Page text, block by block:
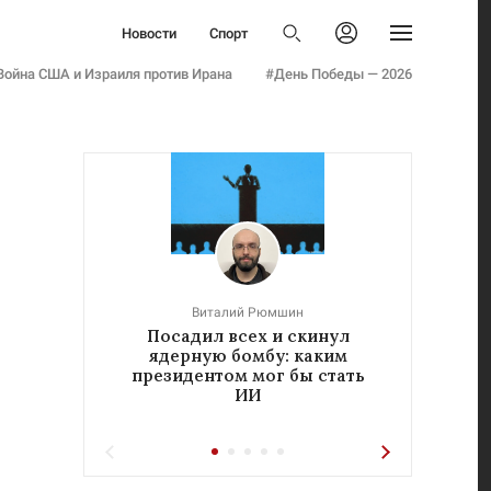
Новости
Спорт
Бизнес
Армия
Наука
Семья и дети
Авто
Стиль
США и Израиля против Ирана #День Победы — 2026
Бизнес
Культура
Технологии
Авто
Стиль
Фото
Инфографика
Виталий Рюмшин
Посадил всех и скинул
ядерную бомбу: каким
президентом мог бы стать
ИИ